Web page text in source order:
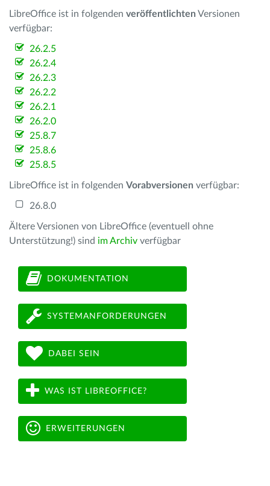
LibreOffice ist in folgenden veröffentlichten Versionen
verfügbar:
26.2.5
26.2.4
26.2.3
26.2.2
26.2.1
26.2.0
25.8.7
25.8.6
25.8.5
LibreOffice ist in folgenden Vorabversionen verfügbar:
26.8.0
Ältere Versionen von LibreOffice (eventuell ohne
Unterstützung!) sind im Archiv verfügbar
DOKUMENTATION
SYSTEMANFORDERUNGEN
DABEI SEIN
WAS IST LIBREOFFICE?
ERWEITERUNGEN